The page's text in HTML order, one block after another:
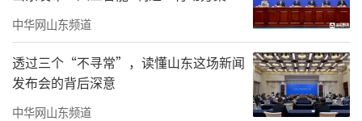
总结了多学科融合阅读的宝贵经验，精准查摆
了研究过程中存在的问题与不足，明确了下一
阶段的目标任务与实施路径，确保课题研究始
终沿着正确的育人方向稳步前进。
中华网山东频道
透过三个“不寻常”，读懂山东这场新闻
发布会的背后深意
中华网山东频道